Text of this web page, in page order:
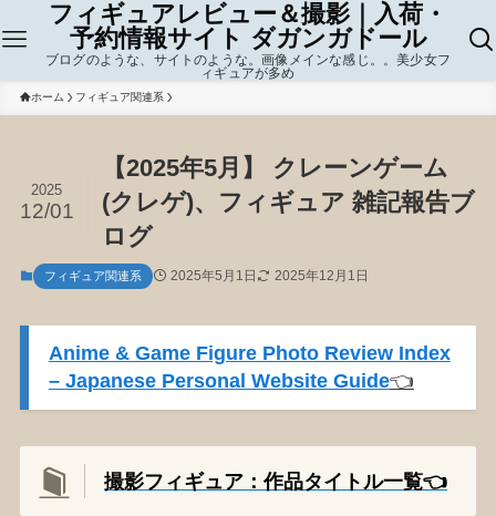
フィギュアレビュー＆撮影｜入荷・
予約情報サイト ダガンガドール
ブログのような、サイトのような。画像メインな感じ。。美少女フ
ィギュアが多め
ホーム フィギュア関連系
【2025年5月】 クレーンゲーム
(クレゲ)、フィギュア 雑記報告ブ
ログ
2025
12/01
フィギュア関連系 2025年5月1日 2025年12月1日
Anime & Game Figure Photo Review Index
– Japanese Personal Website Guide👈️
撮影フィギュア：作品タイトル一覧👈️